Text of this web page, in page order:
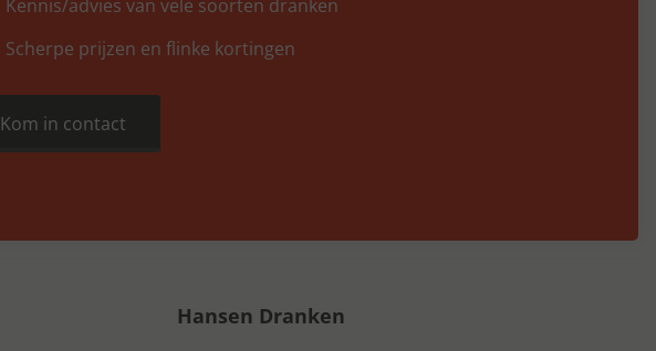
Kennis/advies van vele soorten dranken
Scherpe prijzen en flinke kortingen
Kom in contact
Hansen Dranken